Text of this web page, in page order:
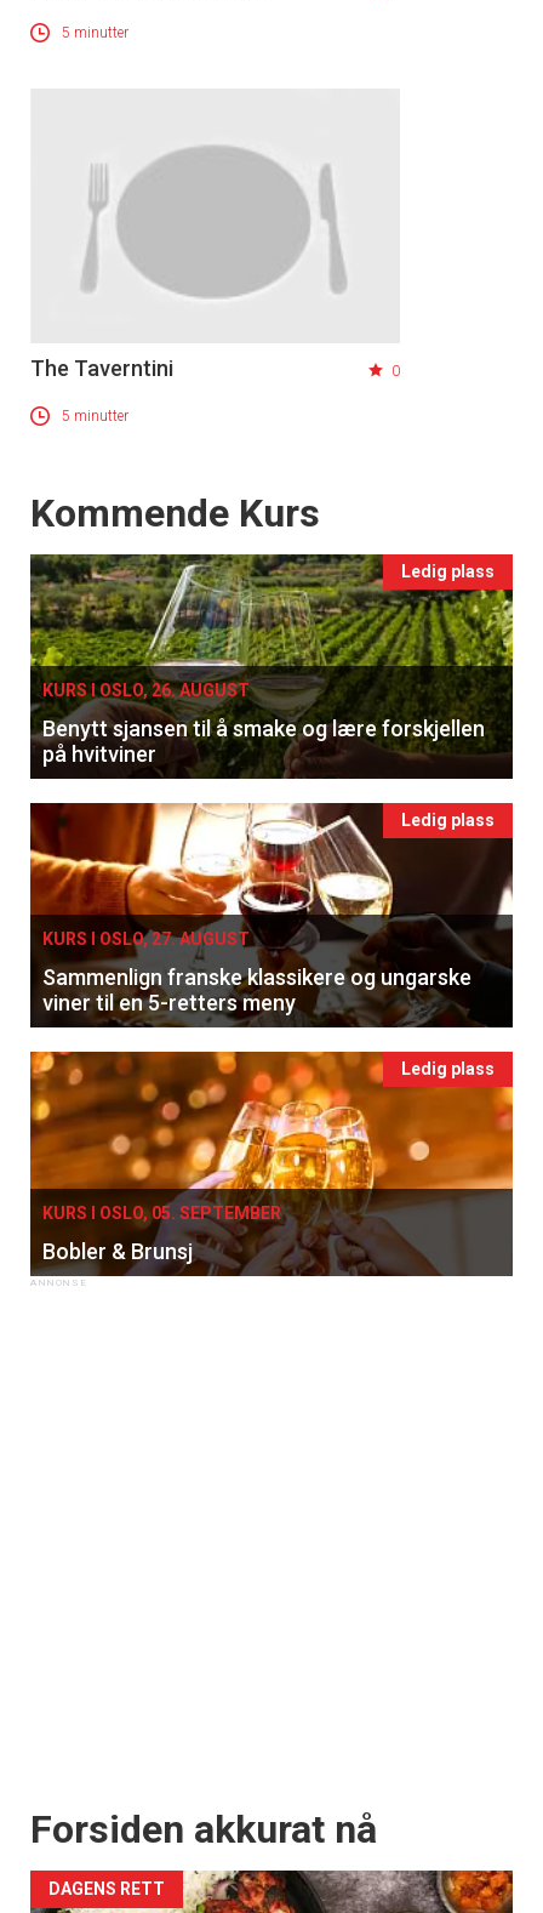
5 minutter
The Taverntini 0
5 minutter
Events
Kommende Kurs
Ledig plass
KURS I OSLO, 26. AUGUST
Benytt sjansen til å smake og lære forskjellen
på hvitviner
Ledig plass
KURS I OSLO, 27. AUGUST
Sammenlign franske klassikere og ungarske
viner til en 5-retters meny
Ledig plass
KURS I OSLO, 05. SEPTEMBER
Bobler & Brunsj
Forsiden akkurat nå
DAGENS RETT